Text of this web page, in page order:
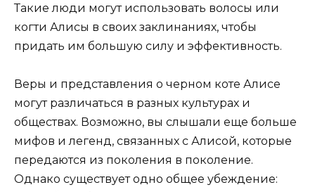
Такие люди могут использовать волосы или
когти Алисы в своих заклинаниях, чтобы
придать им большую силу и эффективность.
Веры и представления о черном коте Алисе
могут различаться в разных культурах и
обществах. Возможно, вы слышали еще больше
мифов и легенд, связанных с Алисой, которые
передаются из поколения в поколение.
Однако существует одно общее убеждение: